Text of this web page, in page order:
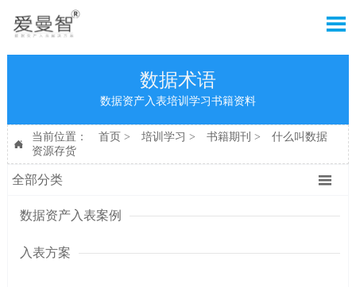

数据术语
数据资产入表培训学习书籍资料

当前位置： 首页 > 培训学习 > 书籍期刊 >
什么叫数据
资源存货
全部分类 
数据资产入表案例
入表方案